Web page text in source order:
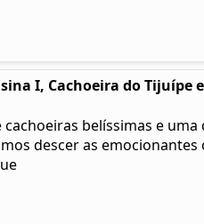
I, Cachoeira do Tijuípe
belíssimas e uma
descer as